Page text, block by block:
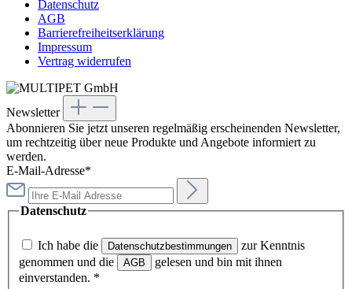
Datenschutz
AGB
Barrierefreiheitserklärung
Impressum
Vertrag widerrufen
Newsletter
Abonnieren Sie jetzt unseren regelmäßig erscheinenden Newsletter,
um rechtzeitig über neue Produkte und Angebote informiert zu
werden.
E-Mail-Adresse*
Datenschutz
Ich habe die Datenschutzbestimmungen
zur Kenntnis
genommen und die
AGB
gelesen und bin mit ihnen
einverstanden. *